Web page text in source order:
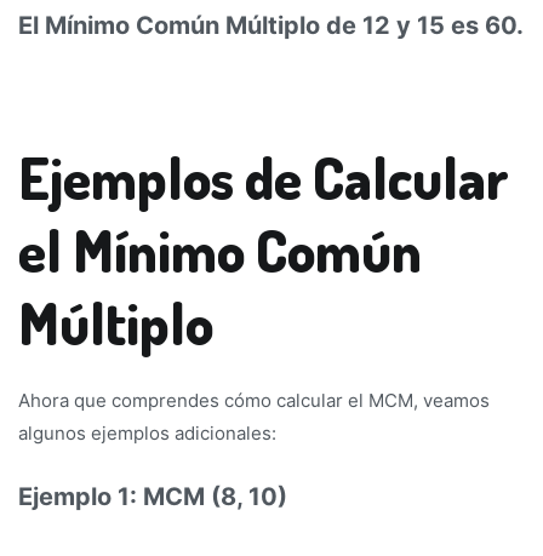
El Mínimo Común Múltiplo de 12 y 15 es 60.
Ejemplos de Calcular
el Mínimo Común
Múltiplo
Ahora que comprendes cómo calcular el MCM, veamos
algunos ejemplos adicionales:
Ejemplo 1: MCM (8, 10)